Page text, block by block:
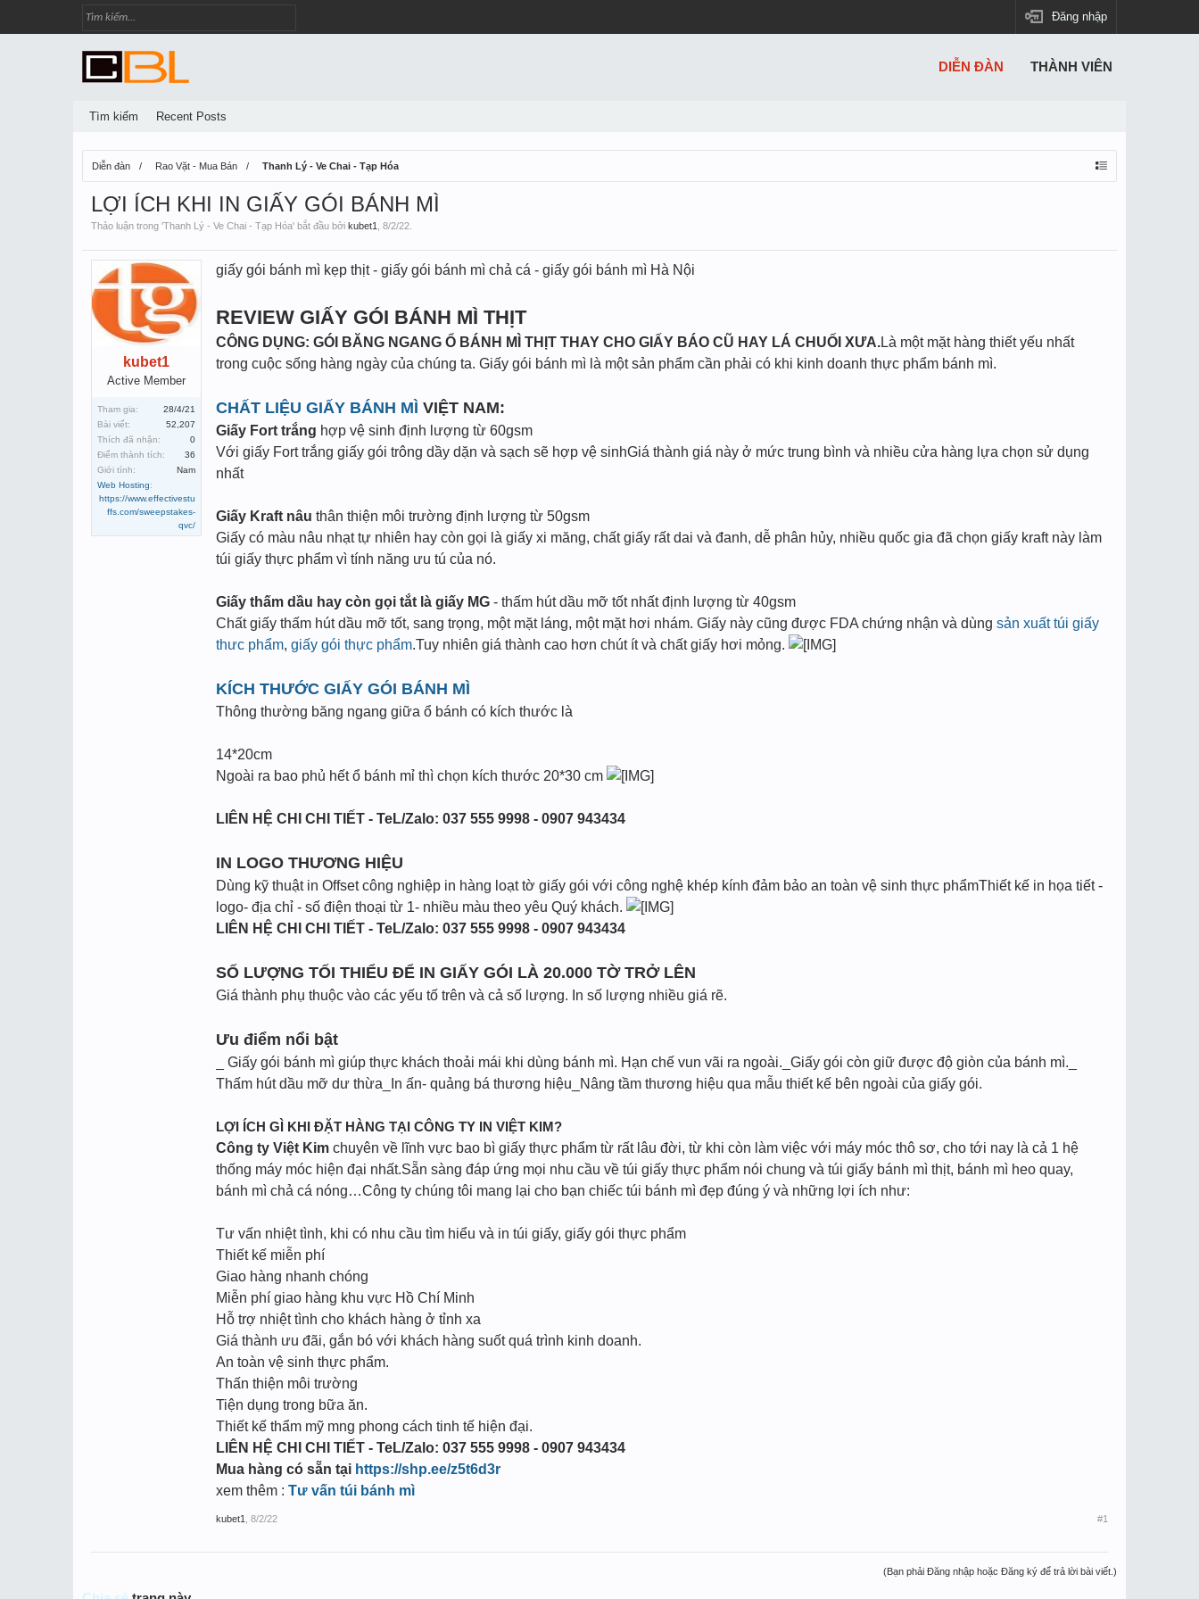
Đăng nhập
Diễn đàn Rao Vặt - Mua Bán Thanh Lý - Ve Chai - Tạp Hóa
LỢI ÍCH KHI IN GIẤY GÓI BÁNH MÌ
Thảo luận trong 'Thanh Lý - Ve Chai - Tạp Hóa' bắt đầu bởi kubet1 8/2/22
kubet1
Active Member
Tham gia:
28/4/21
Bài viết:
52,207
Thích đã nhận:
0
Điểm thành tích:
36
Giới tính:
Nam
Web Hosting:
https://www.effectivestu
ffs.com/sweepstakes-
qvc/
giấy gói bánh mì kẹp thịt - giấy gói bánh mì chả cá - giấy gói bánh mì Hà Nội
REVIEW GIẤY GÓI BÁNH MÌ THỊT
CÔNG DỤNG: GÓI BĂNG NGANG Ổ BÁNH MÌ THỊT THAY CHO GIẤY BÁO CŨ HAY LÁ CHUỐI XƯA.Là một mặt hàng thiết yếu nhất
trong cuộc sống hàng ngày của chúng ta. Giấy gói bánh mì là một sản phẩm cần phải có khi kinh doanh thực phẩm bánh mì.
CHẤT LIỆU GIẤY BÁNH MÌ VIỆT NAM:
Giấy Fort trắng hợp vệ sinh định lượng từ 60gsm
Với giấy Fort trắng giấy gói trông dầy dặn và sạch sẽ hợp vệ sinhGiá thành giá này ở mức trung bình và nhiều cửa hàng lựa chọn sử dụng
nhất
Giấy Kraft nâu thân thiện môi trường định lượng từ 50gsm
Giấy có màu nâu nhạt tự nhiên hay còn gọi là giấy xi măng, chất giấy rất dai và đanh, dễ phân hủy, nhiều quốc gia đã chọn giấy kraft này làm
túi giấy thực phẩm vì tính năng ưu tú của nó.
Giấy thấm dầu hay còn gọi tắt là giấy MG - thấm hút dầu mỡ tốt nhất định lượng từ 40gsm
Chất giấy thấm hút dầu mỡ tốt, sang trọng, một mặt láng, một mặt hơi nhám. Giấy này cũng được FDA chứng nhận và dùng sản xuất túi giấy
thưc phẩm, giấy gói thực phẩm.Tuy nhiên giá thành cao hơn chút ít và chất giấy hơi mỏng.
KÍCH THƯỚC GIẤY GÓI BÁNH MÌ
Thông thường băng ngang giữa ổ bánh có kích thước là
14*20cm
Ngoài ra bao phủ hết ổ bánh mỉ thì chọn kích thước 20*30 cm
LIÊN HỆ CHI CHI TIẾT - TeL/Zalo: 037 555 9998 - 0907 943434
IN LOGO THƯƠNG HIỆU
Dùng kỹ thuật in Offset công nghiệp in hàng loạt tờ giấy gói với công nghệ khép kính đảm bảo an toàn vệ sinh thực phẩmThiết kế in họa tiết -
logo- địa chỉ - số điện thoại từ 1- nhiều màu theo yêu Quý khách.
LIÊN HỆ CHI CHI TIẾT - TeL/Zalo: 037 555 9998 - 0907 943434
SỐ LƯỢNG TỐI THIỂU ĐỂ IN GIẤY GÓI LÀ 20.000 TỜ TRỞ LÊN
Giá thành phụ thuộc vào các yếu tố trên và cả số lượng. In số lượng nhiều giá rẽ.
Ưu điểm nổi bật
_ Giấy gói bánh mì giúp thực khách thoải mái khi dùng bánh mì. Hạn chế vun vãi ra ngoài._Giấy gói còn giữ được độ giòn của bánh mì._
Thấm hút dầu mỡ dư thừa_In ấn- quảng bá thương hiệu_Nâng tầm thương hiệu qua mẫu thiết kế bên ngoài của giấy gói.
LỢI ÍCH GÌ KHI ĐẶT HÀNG TẠI CÔNG TY IN VIỆT KIM?
Công ty Việt Kim chuyên về lĩnh vực bao bì giấy thực phẩm từ rất lâu đời, từ khi còn làm việc với máy móc thô sơ, cho tới nay là cả 1 hệ
thống máy móc hiện đại nhất.Sẵn sàng đáp ứng mọi nhu cầu về túi giấy thực phẩm nói chung và túi giấy bánh mì thịt, bánh mì heo quay,
bánh mì chả cá nóng…Công ty chúng tôi mang lại cho bạn chiếc túi bánh mì đẹp đúng ý và những lợi ích như:
Tư vấn nhiệt tình, khi có nhu cầu tìm hiểu và in túi giấy, giấy gói thực phẩm
Thiết kế miễn phí
Giao hàng nhanh chóng
Miễn phí giao hàng khu vực Hồ Chí Minh
Hỗ trợ nhiệt tình cho khách hàng ở tỉnh xa
Giá thành ưu đãi, gắn bó với khách hàng suốt quá trình kinh doanh.
An toàn vệ sinh thực phẩm.
Thấn thiện môi trường
Tiện dụng trong bữa ăn.
Thiết kế thẩm mỹ mng phong cách tinh tế hiện đại.
LIÊN HỆ CHI CHI TIẾT - TeL/Zalo: 037 555 9998 - 0907 943434
Mua hàng có sẵn tại https://shp.ee/z5t6d3r
xem thêm : Tư vấn túi bánh mì
kubet1 8/2/22 #1
(Bạn phải Đăng nhập hoặc Đăng ký để trả lời bài viết.)
DIỄN ĐÀN
Tìm kiếm Recent Posts
THÀNH VIÊN